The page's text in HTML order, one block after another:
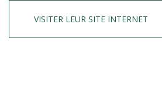
VISITER LEUR SITE INTERNET